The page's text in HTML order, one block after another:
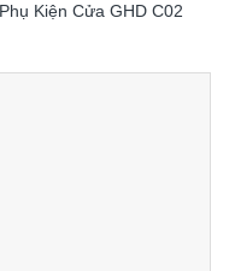
Phụ Kiện Cửa GHD C02